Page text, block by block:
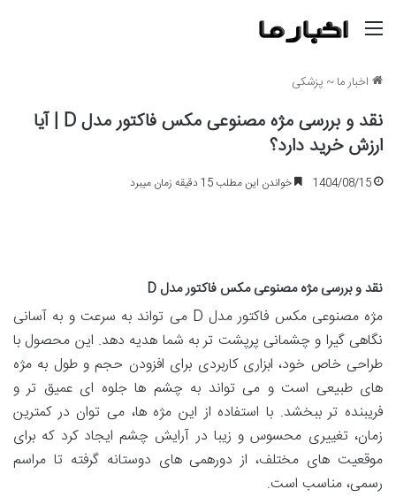
اخبار ما~ پزشکی
نقد و بررسی مژه مصنوعی مکس فاکتور مدل D | آیا
ارزش خرید دارد؟
1404/08/15 خواندن این مطلب 15 دقیقه زمان میبرد
نقد و بررسی مژه مصنوعی مکس فاکتور مدل D
مژه مصنوعی مکس فاکتور مدل D می تواند به سرعت و به آسانی
نگاهی گیرا و چشمانی پرپشت تر به شما هدیه دهد. این محصول با
طراحی خاص خود، ابزاری کاربردی برای افزودن حجم و طول به مژه
های طبیعی است و می تواند به چشم ها جلوه ای عمیق تر و
فریبنده تر ببخشد. با استفاده از این مژه ها، می توان در کمترین
زمان، تغییری محسوس و زیبا در آرایش چشم ایجاد کرد که برای
موقعیت های مختلف، از دورهمی های دوستانه گرفته تا مراسم
رسمی، مناسب است.